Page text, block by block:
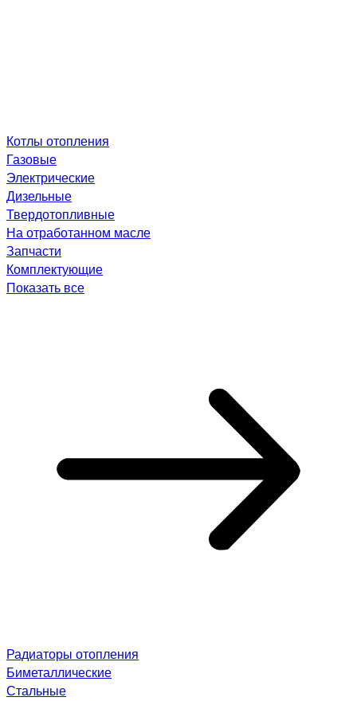
Котлы отопления
Газовые
Электрические
Дизельные
Твердотопливные
На отработанном масле
Запчасти
Комплектующие
Показать все
Радиаторы отопления
Биметаллические
Стальные